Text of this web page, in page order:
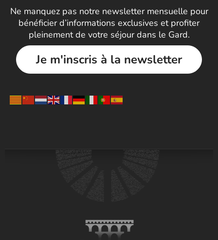
Ne manquez pas notre newsletter mensuelle pour
bénéficier d’informations exclusives et profiter
pleinement de votre séjour dans le Gard.
Je m'inscris à la newsletter